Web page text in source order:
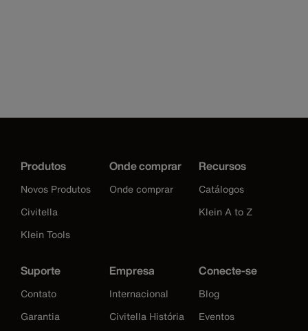
Produtos
Novos Produtos
Civitella
Klein Tools
Onde comprar
Onde comprar
Recursos
Catálogos
Klein A to Z
Suporte
Contato
Garantia
Empresa
Internacional
Civitella História
Conecte-se
Blog
Eventos